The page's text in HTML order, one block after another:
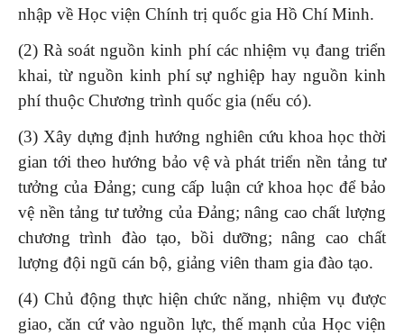
nhập về Học viện Chính trị quốc gia Hồ Chí Minh.
(2) Rà soát nguồn kinh phí các nhiệm vụ đang triển
khai, từ nguồn kinh phí sự nghiệp hay nguồn kinh
phí thuộc Chương trình quốc gia (nếu có).
(3) Xây dựng định hướng nghiên cứu khoa học thời
gian tới theo hướng bảo vệ và phát triển nền tảng tư
tưởng của Đảng; cung cấp luận cứ khoa học để bảo
vệ nền tảng tư tưởng của Đảng; nâng cao chất lượng
chương trình đào tạo, bồi dưỡng; nâng cao chất
lượng đội ngũ cán bộ, giảng viên tham gia đào tạo.
(4) Chủ động thực hiện chức năng, nhiệm vụ được
giao, căn cứ vào nguồn lực, thế mạnh của Học viện